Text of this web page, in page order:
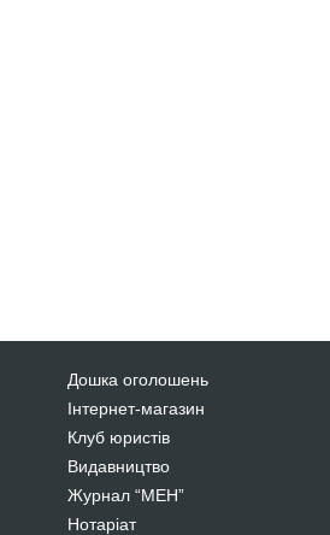
Дошка оголошень
Інтернет-магазин
Клуб юристів
Видавництво
Журнал “МЕН”
Нотаріат